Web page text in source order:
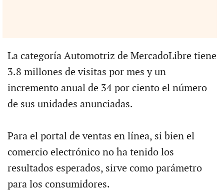
La categoría Automotriz de MercadoLibre tiene
3.8 millones de visitas por mes y un
incremento anual de 34 por ciento el número
de sus unidades anunciadas.
Para el portal de ventas en línea, si bien el
comercio electrónico no ha tenido los
resultados esperados, sirve como parámetro
para los consumidores.